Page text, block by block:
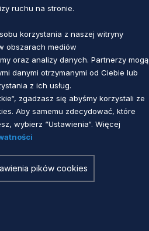
Gdańskim
w Gdyni
ruchu na stronie.
korzystania z naszej witryny
obszarach mediów
oraz analizy danych. Partnerzy mogą
danymi otrzymanymi od Ciebie lub
z ich usług.
zgadzasz się abyśmy korzystali ze
Aby samemu zdecydować, które
wybierz “Ustawienia“. Więcej
pików cookies